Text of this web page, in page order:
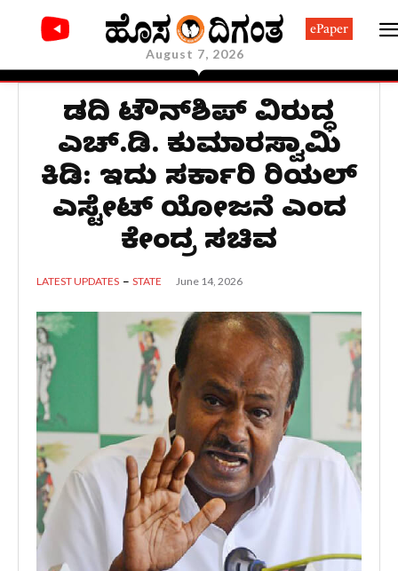
August 7, 2026
ePaper
ಬಿಡದಿ ಟೌನ್‌ಶಿಪ್ ವಿರುದ್ಧ
ಎಚ್.ಡಿ. ಕುಮಾರಸ್ವಾಮಿ
ಕಿಡಿ: ಇದು ಸರ್ಕಾರಿ ರಿಯಲ್
ಎಸ್ಟೇಟ್ ಯೋಜನೆ ಎಂದ
ಕೇಂದ್ರ ಸಚಿವ
LATEST UPDATES STATE June 14, 2026